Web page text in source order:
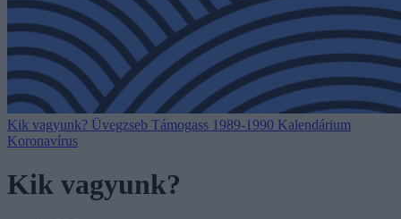
Kik vagyunk? Üvegzseb Támogass 1989-1990 Kalendárium
Koronavírus
Kik vagyunk?